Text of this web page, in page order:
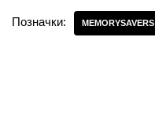
Позначки: MEMORYSAVERS